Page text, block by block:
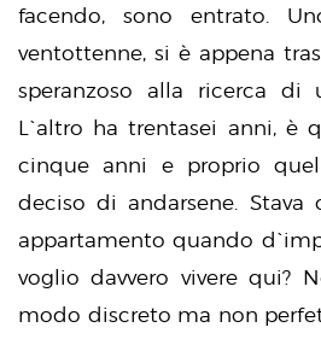
facendo, sono entrato.
ventottenne, si è appena
speranzoso alla ricerca di
L`altro ha trentasei anni, è
cinque anni e proprio
deciso di andarsene. Stava
appartamento quando
voglio davvero vivere qui?
modo discreto ma non